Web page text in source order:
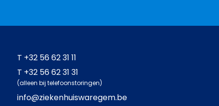
T +32 56 62 31 11
T +32 56 62 31 31
(alleen bij telefoonstoringen)
info@ziekenhuiswaregem.be